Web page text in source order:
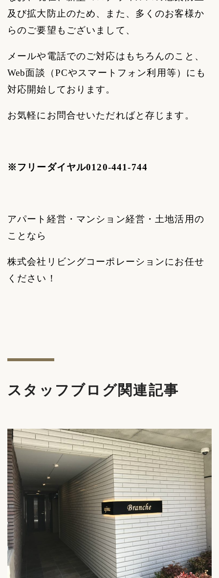
及び拡大防止のため、また、多くのお客様か
らのご要望もございまして、
メールや電話でのご対応はもちろんのこと、
Web面談（PCやスマートフォン利用等）にも
対応開始しております。
お気軽にお問合せいただればと存じます。
※フリーダイヤル0120-441-744
アパート経営・マンション経営・土地活用の
ことなら
株式会社リビングコーポレーションにお任せ
ください！
スタッフブログ関連記事